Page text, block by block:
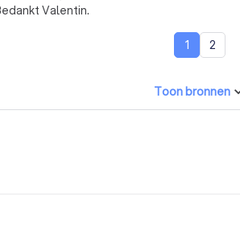
Valentin.
1 2
Toon bronnen